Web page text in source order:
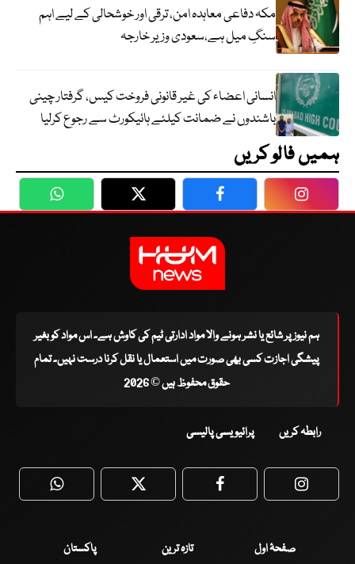
مکہ دفاعی معاہدہ امن، ترقی اور خوشحالی کے لیے اہم
سنگِ میل ہے،سعودی وزیر خارجہ
انسانی اعضاء کی غیر قانونی فروخت کیس، گرفتار چینی
باشندوں نے ضمانت کیلئے ہائیکورٹ سے رجوع کرلیا
ہمیں فالو کریں
WhatsApp Twitter Facebook
ہم نیوز پر شائع یا نشر ہونے والا مواد ادارتی ٹیم کی کاوش ہے۔ اس مواد کو بغیر
پیشگی اجازت کسی بھی صورت میں استعمال یا نقل کرنا درست نہیں۔ تمام
حقوق محفوظ ہیں © 2026
رابطہ کریں پرائیویسی پالیسی
WhatsApp Twitter Facebook
صفحۂ اول تازہ ترین
پاکستان